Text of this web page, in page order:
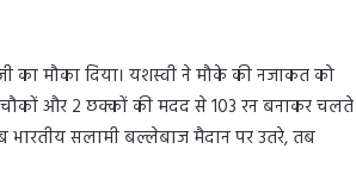
का मौका दिया। यशस्वी ने मौके की नजाकत को
और 2 छक्कों की मदद से 103 रन बनाकर चलते
सलामी बल्लेबाज मैदान पर उतरे, तब